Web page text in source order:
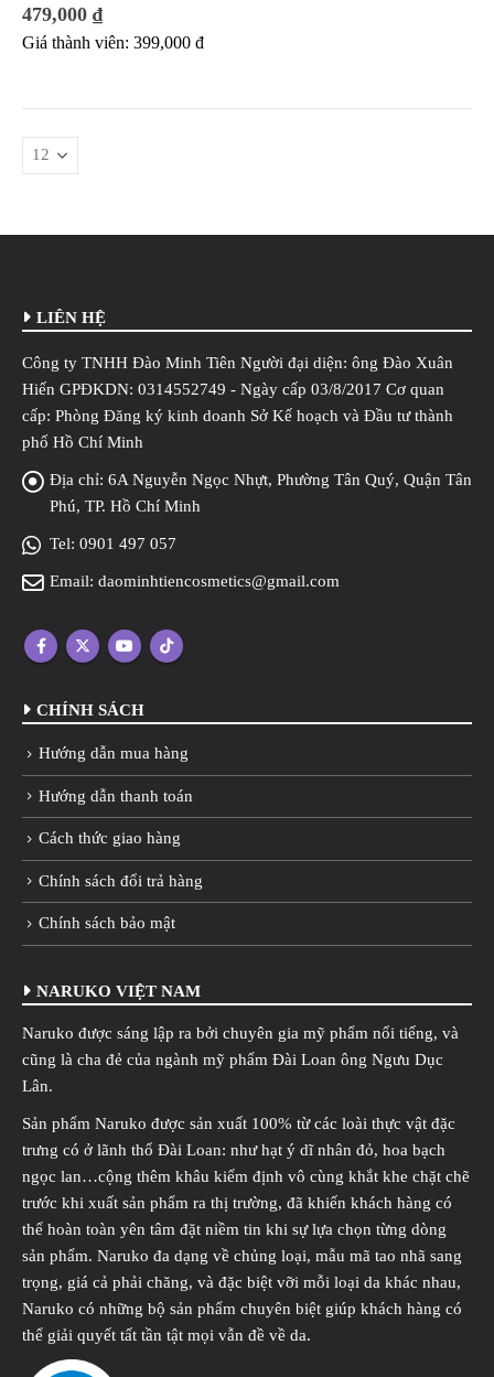
479,000 ₫
Giá thành viên: 399,000 đ
LIÊN HỆ
Công ty TNHH Đào Minh Tiên Người đại diện: ông Đào Xuân
Hiến GPĐKDN: 0314552749 - Ngày cấp 03/8/2017 Cơ quan
cấp: Phòng Đăng ký kinh doanh Sở Kế hoạch và Đầu tư thành
phố Hồ Chí Minh
Địa chỉ: 6A Nguyễn Ngọc Nhựt, Phường Tân Quý, Quận Tân
Phú, TP. Hồ Chí Minh
Tel: 0901 497 057
Email: daominhtiencosmetics@gmail.com
CHÍNH SÁCH
Hướng dẫn mua hàng
Hướng dẫn thanh toán
Cách thức giao hàng
Chính sách đổi trả hàng
Chính sách bảo mật
NARUKO VIỆT NAM
Naruko được sáng lập ra bởi chuyên gia mỹ phẩm nổi tiếng, và
cũng là cha đẻ của ngành mỹ phẩm Đài Loan ông Ngưu Dục
Lân.
Sản phẩm Naruko được sản xuất 100% từ các loài thực vật đặc
trưng có ở lãnh thổ Đài Loan: như hạt ý dĩ nhân đỏ, hoa bạch
ngọc lan…cộng thêm khâu kiểm định vô cùng khắt khe chặt chẽ
trước khi xuất sản phẩm ra thị trường, đã khiến khách hàng có
thể hoàn toàn yên tâm đặt niềm tin khi sự lựa chọn từng dòng
sản phẩm. Naruko đa dạng về chủng loại, mẫu mã tao nhã sang
trọng, giá cả phải chăng, và đặc biệt vỡi mỗi loại da khác nhau,
Naruko có những bộ sản phẩm chuyên biệt giúp khách hàng có
thể giải quyết tất tần tật mọi vẫn đề về da.